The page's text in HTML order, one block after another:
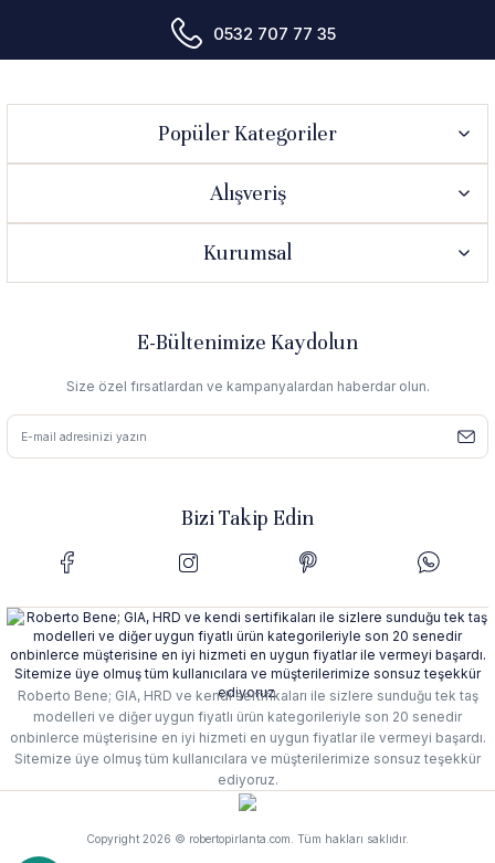
0532 707 77 35
Popüler Kategoriler
Alışveriş
Kurumsal
E-Bültenimize Kaydolun
Size özel fırsatlardan ve kampanyalardan haberdar olun.
Bizi Takip Edin
Roberto Bene; GIA, HRD ve kendi sertifikaları ile sizlere sunduğu tek taş
modelleri ve diğer uygun fiyatlı ürün kategorileriyle son 20 senedir
onbinlerce müşterisine en iyi hizmeti en uygun fiyatlar ile vermeyi başardı.
Sitemize üye olmuş tüm kullanıcılara ve müşterilerimize sonsuz teşekkür
ediyoruz.
Copyright 2026 © robertopirlanta.com. Tüm hakları saklıdır.